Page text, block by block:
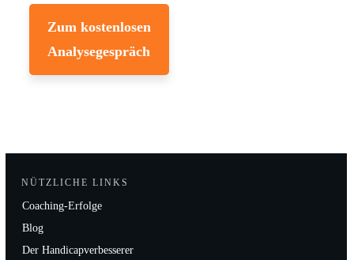
Zum kostenlosen
Analysegespräch
NÜTZLICHE LINKS
Coaching-Erfolge
Blog
Der Handicapverbesserer